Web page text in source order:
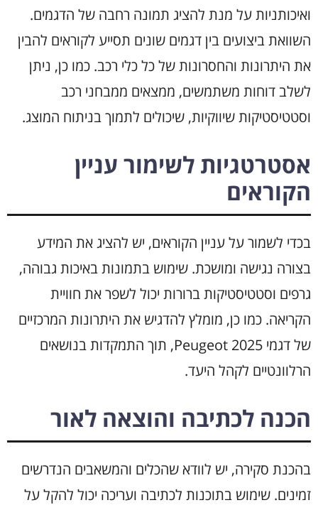
ואיכותניות על מנת להציג תמונה רחבה של הדגמים.
השוואת ביצועים בין דגמים שונים תסייע לקוראים להבין
את היתרונות והחסרונות של כל כלי רכב. כמו כן, ניתן
לשלב דוחות משתמשים, ממצאים ממבחני רכב
וסטטיסטיקות שיווקיות, שיכולים לתמוך בניתוח המוצג.
אסטרטגיות לשימור עניין
הקוראים
בכדי לשמור על עניין הקוראים, יש להציג את המידע
בצורה נגישה ומושכת. שימוש בתמונות באיכות גבוהה,
גרפים וסטטיסטיקות ברורות יכול לשפר את חוויית
הקריאה. כמו כן, מומלץ להדגיש את היתרונות המרכזיים
של דגמי Peugeot 2025, תוך התמקדות בנושאים
הרלוונטיים לקהל היעד.
הכנה לכתיבה והוצאה לאור
בהכנת סקירה, יש לוודא שהכלים והמשאבים הנדרשים
זמינים. שימוש בתוכנות לכתיבה ועריכה יכול להקל על